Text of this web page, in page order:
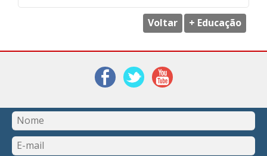
Voltar + Educação